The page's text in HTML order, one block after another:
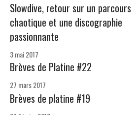
Slowdive, retour sur un parcours
chaotique et une discographie
passionnante
3 mai 2017
Brèves de Platine #22
27 mars 2017
Brèves de platine #19